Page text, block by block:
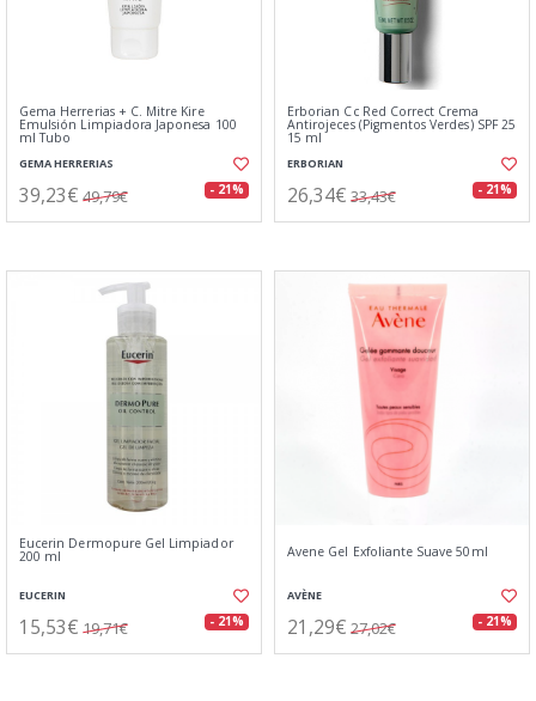
Gema Herrerias + C. Mitre Kire
Emulsión Limpiadora Japonesa 100
ml Tubo
GEMA HERRERIAS
39,23€ 49,79€ - 21%
Erborian Cc Red Correct Crema
Antirojeces (Pigmentos Verdes) SPF 25
15 ml
ERBORIAN
26,34€ 33,43€ - 21%
Eucerin Dermopure Gel Limpiador
200 ml
EUCERIN
15,53€ 19,71€ - 21%
Avene Gel Exfoliante Suave 50ml
AVÈNE
21,29€ 27,02€ - 21%